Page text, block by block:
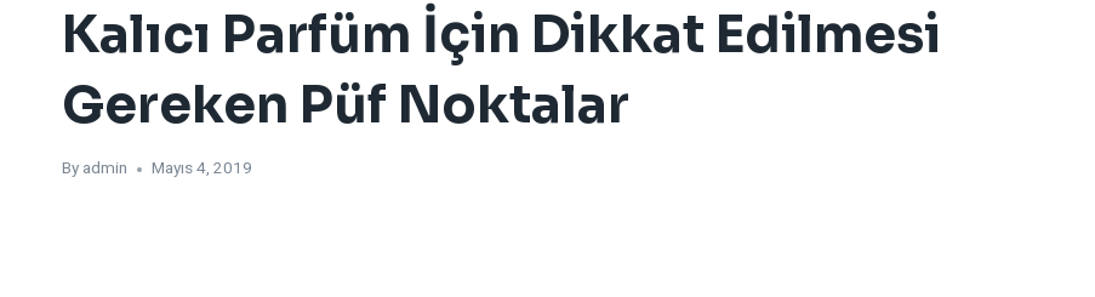
Kalıcı Parfüm İçin Dikkat Edilmesi
Gereken Püf Noktalar
By admin Mayıs 4, 2019